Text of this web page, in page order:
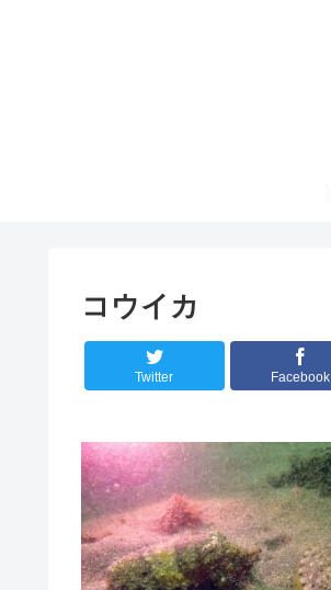
コウイカ
Twitter Facebook